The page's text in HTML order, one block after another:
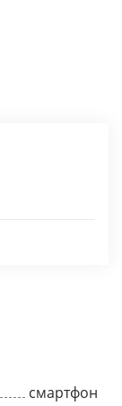
смартфон